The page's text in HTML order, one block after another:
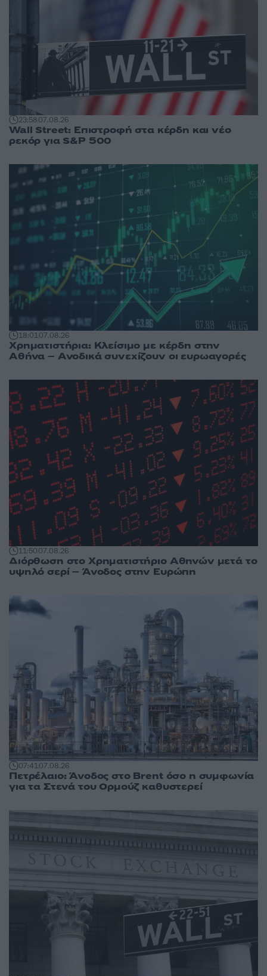
23:5807.08.26
Wall Street: Επιστροφή στα κέρδη και νέο
ρεκόρ για S&P 500
18:0107.08.26
Χρηματιστήρια: Κλείσιμο με κέρδη στην
Αθήνα – Ανοδικά συνεχίζουν οι ευρωαγορές
11:5007.08.26
Διόρθωση στο Χρηματιστήριο Αθηνών μετά το
υψηλό σερί – Άνοδος στην Ευρώπη
07:4107.08.26
Πετρέλαιο: Άνοδος στο Brent όσο η συμφωνία
για τα Στενά του Ορμούζ καθυστερεί